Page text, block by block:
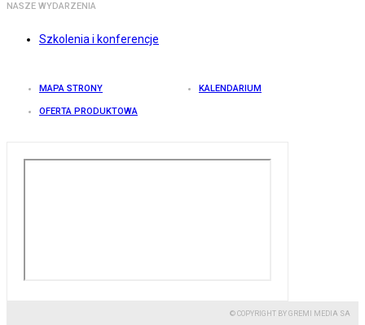
NASZE WYDARZENIA
Szkolenia i konferencje
MAPA STRONY KALENDARIUM
OFERTA PRODUKTOWA
© COPYRIGHT BY GREMI MEDIA SA